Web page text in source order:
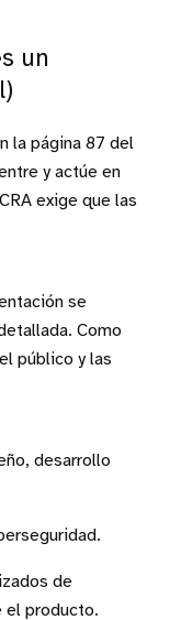
un
la página 87 del
y actúe en
exige que las
se
Como
público y las
desarrollo
de
el producto.